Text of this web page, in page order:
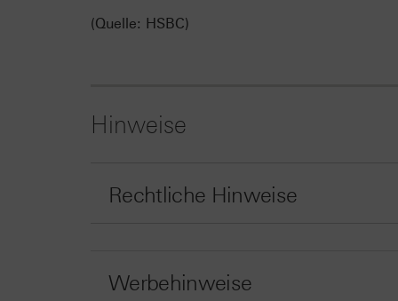
(Quelle: HSBC)
Hinweise
Rechtliche Hinweise
Werbehinweise